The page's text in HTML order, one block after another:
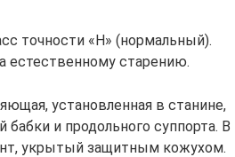
точности «Н» (нормальный).
естественному старению.
установленная в станине,
и продольного суппорта. В
укрытый защитным кожухом.